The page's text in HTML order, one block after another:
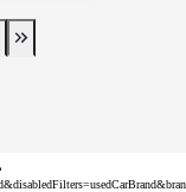
side
Last Page